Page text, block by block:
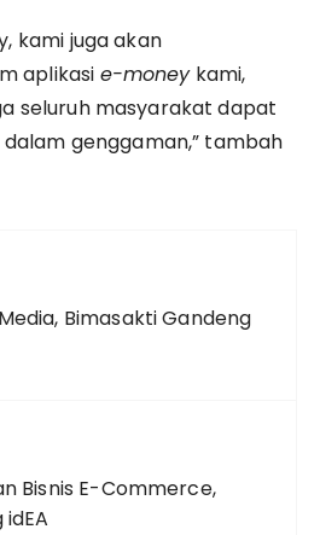
kami juga akan
aplikasi e-moneykami,
seluruh masyarakat dapat
genggaman,” tambah
Bimasakti Gandeng
Bisnis E-Commerce,